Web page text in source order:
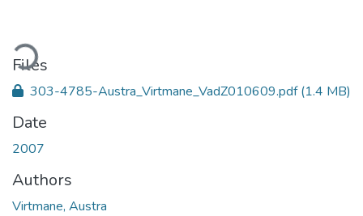
Files
303-4785-Austra_Virtmane_VadZ010609.pdf(1.4 MB)
Date
2007
Authors
Virtmane, Austra